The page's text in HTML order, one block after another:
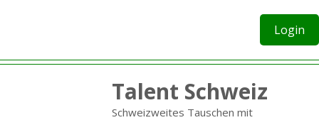
Login
Talent Schweiz
Schweizweites Tauschen mit